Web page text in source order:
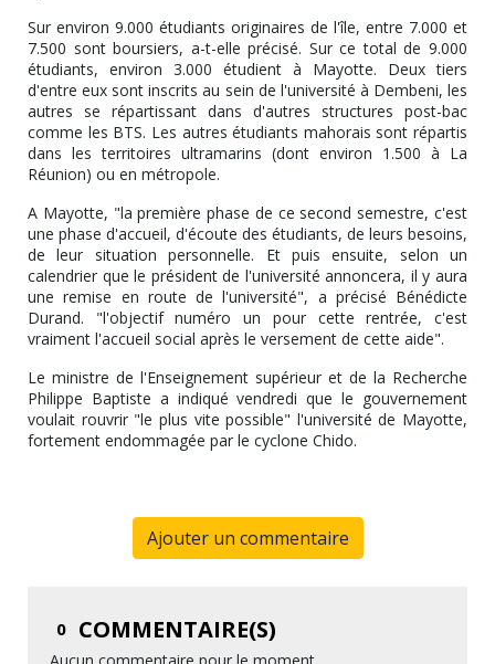
Sur environ 9.000 étudiants originaires de l'île, entre 7.000 et
7.500 sont boursiers, a-t-elle précisé. Sur ce total de 9.000
étudiants, environ 3.000 étudient à Mayotte. Deux tiers
d'entre eux sont inscrits au sein de l'université à Dembeni, les
autres se répartissant dans d'autres structures post-bac
comme les BTS. Les autres étudiants mahorais sont répartis
dans les territoires ultramarins (dont environ 1.500 à La
Réunion) ou en métropole.
A Mayotte, "la première phase de ce second semestre, c'est
une phase d'accueil, d'écoute des étudiants, de leurs besoins,
de leur situation personnelle. Et puis ensuite, selon un
calendrier que le président de l'université annoncera, il y aura
une remise en route de l'université", a précisé Bénédicte
Durand. "l'objectif numéro un pour cette rentrée, c'est
vraiment l'accueil social après le versement de cette aide".
Le ministre de l'Enseignement supérieur et de la Recherche
Philippe Baptiste a indiqué vendredi que le gouvernement
voulait rouvrir "le plus vite possible" l'université de Mayotte,
fortement endommagée par le cyclone Chido.
Ajouter un commentaire
0 COMMENTAIRE(S)